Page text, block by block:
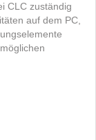
CLC zuständig
auf dem PC,